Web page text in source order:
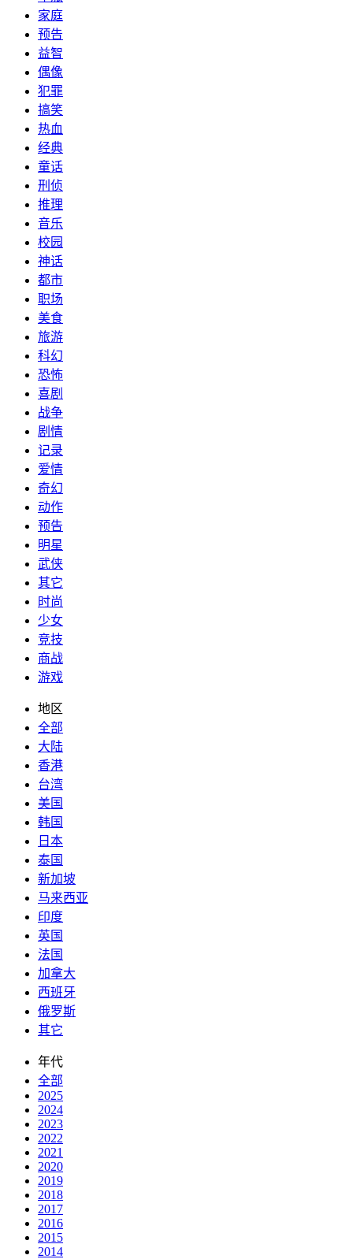
家庭
预告
益智
偶像
犯罪
搞笑
热血
经典
童话
刑侦
推理
音乐
校园
神话
都市
职场
美食
旅游
科幻
恐怖
喜剧
战争
剧情
记录
爱情
奇幻
动作
预告
明星
武侠
其它
时尚
少女
竞技
商战
游戏
地区
全部
大陆
香港
台湾
美国
韩国
日本
泰国
新加坡
马来西亚
印度
英国
法国
加拿大
西班牙
俄罗斯
其它
年代
全部
2025
2024
2023
2022
2021
2020
2019
2018
2017
2016
2015
2014